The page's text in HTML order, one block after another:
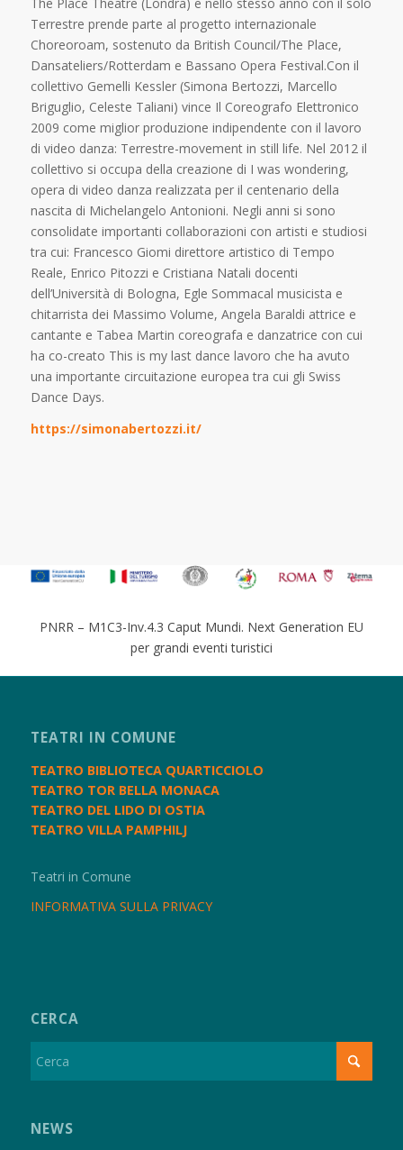
Terrestre prende parte al progetto internazionale
Choreoroam, sostenuto da British Council/The Place,
Dansateliers/Rotterdam e Bassano Opera Festival.Con il
collettivo Gemelli Kessler (Simona Bertozzi, Marcello
Briguglio, Celeste Taliani) vince Il Coreografo Elettronico
2009 come miglior produzione indipendente con il lavoro
di video danza: Terrestre-movement in still life. Nel 2012 il
collettivo si occupa della creazione di I was wondering,
opera di video danza realizzata per il centenario della
nascita di Michelangelo Antonioni. Negli anni si sono
consolidate importanti collaborazioni con artisti e studiosi
tra cui: Francesco Giomi direttore artistico di Tempo
Reale, Enrico Pitozzi e Cristiana Natali docenti
dell’Università di Bologna, Egle Sommacal musicista e
chitarrista dei Massimo Volume, Angela Baraldi attrice e
cantante e Tabea Martin coreografa e danzatrice con cui
ha co-creato This is my last dance lavoro che ha avuto
una importante circuitazione europea tra cui gli Swiss
Dance Days.
https://simonabertozzi.it/
PNRR – M1C3-Inv.4.3 Caput Mundi. Next Generation EU
per grandi eventi turistici
TEATRI IN COMUNE
TEATRO BIBLIOTECA QUARTICCIOLO
TEATRO TOR BELLA MONACA
TEATRO DEL LIDO DI OSTIA
TEATRO VILLA PAMPHILJ
Teatri in Comune
INFORMATIVA SULLA PRIVACY
CERCA
NEWS